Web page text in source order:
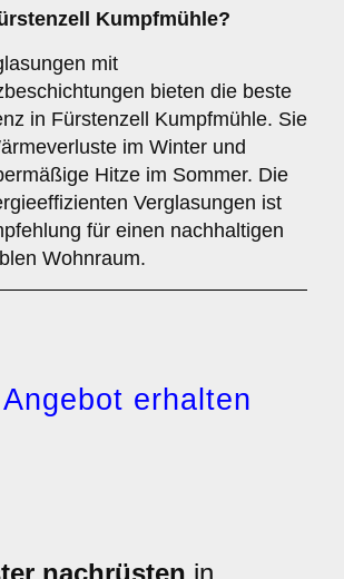
Kumpfmühle?
mit
bieten die beste
in Fürstenzell Kumpfmühle. Sie
im Winter und
Hitze im Sommer. Die
Verglasungen ist
für einen nachhaltigen
Wohnraum.
erhalten
nachrüsten in